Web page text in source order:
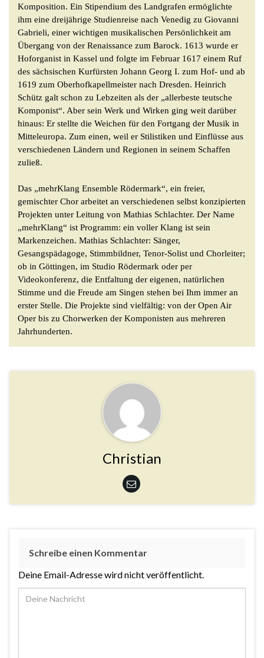
Komposition. Ein Stipendium des Landgrafen ermöglichte
ihm eine dreijährige Studienreise nach Venedig zu Giovanni
Gabrieli, einer wichtigen musikalischen Persönlichkeit am
Übergang von der Renaissance zum Barock. 1613 wurde er
Hoforganist in Kassel und folgte im Februar 1617 einem Ruf
des sächsischen Kurfürsten Johann Georg I. zum Hof- und ab
1619 zum Oberhofkapellmeister nach Dresden. Heinrich
Schütz galt schon zu Lebzeiten als der „allerbeste teutsche
Komponist“. Aber sein Werk und Wirken ging weit darüber
hinaus: Er stellte die Weichen für den Fortgang der Musik in
Mitteleuropa. Zum einen, weil er Stilistiken und Einflüsse aus
verschiedenen Ländern und Regionen in seinem Schaffen
zuließ.
Das „mehrKlang Ensemble Rödermark“, ein freier,
gemischter Chor arbeitet an verschiedenen selbst konzipierten
Projekten unter Leitung von Mathias Schlachter. Der Name
„mehrKlang“ ist Programm: ein voller Klang ist sein
Markenzeichen. Mathias Schlachter: Sänger,
Gesangspädagoge, Stimmbildner, Tenor-Solist und Chorleiter;
ob in Göttingen, im Studio Rödermark oder per
Videokonferenz, die Entfaltung der eigenen, natürlichen
Stimme und die Freude am Singen stehen bei Ihm immer an
erster Stelle. Die Projekte sind vielfältig: von der Open Air
Oper bis zu Chorwerken der Komponisten aus mehreren
Jahrhunderten.
Christian
Schreibe einen Kommentar
Deine Email-Adresse wird nicht veröffentlicht.